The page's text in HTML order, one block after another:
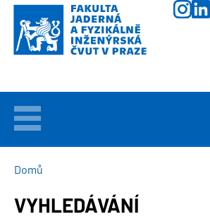
Přejít
hlavnímu
obsahu
VÍTEJTE
UCHAZEČI
STUDIUM
DROBEČKOVÁ
Domů
VYHLEDÁVÁNÍ